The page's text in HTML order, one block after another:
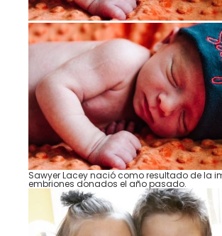
Sawyer Lacey nació como resultado de la
embriones donados el año pasado.